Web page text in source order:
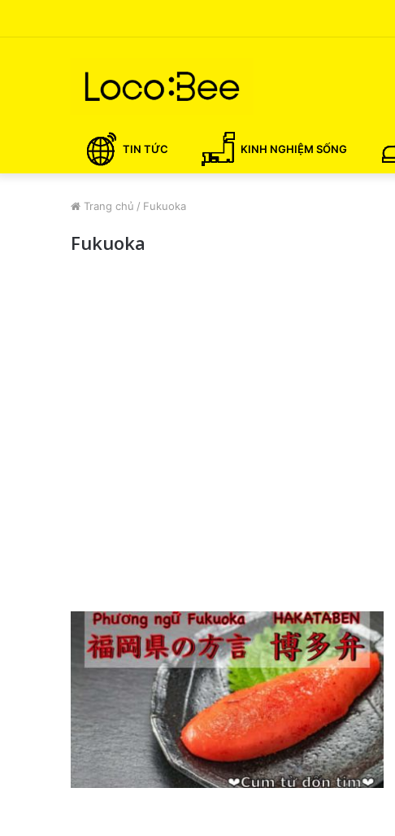
TIN TỨC KINH NGHIỆM SỐNG
Trang chủ / Fukuoka
Fukuoka